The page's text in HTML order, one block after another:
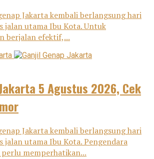
Jakarta kembali berlangsung hari
jalan utama Ibu Kota. Untuk
berjalan efektif,...
5 Agustus 2026, Cek
Jakarta kembali berlangsung hari
jalan utama Ibu Kota. Pengendara
memperhatikan...